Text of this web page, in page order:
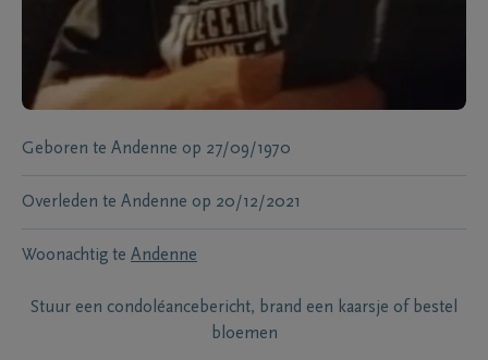
Geboren te Andenne op 27/09/1970
Overleden te Andenne op 20/12/2021
Woonachtig te Andenne
Stuur een condoléancebericht, brand een kaarsje of bestel
bloemen